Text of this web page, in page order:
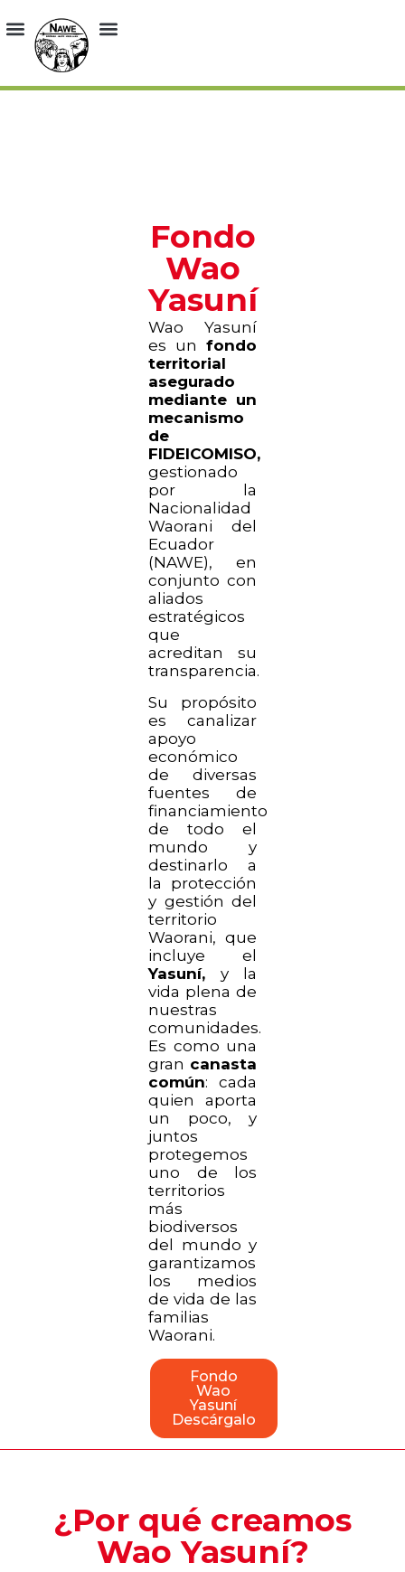
Fondo
Wao
Yasuní
Wao Yasuní
es unfondo
territorial
asegurado
mediante un
mecanismo
de
FIDEICOMISO,
gestionado
por la
Nacionalidad
Waorani del
Ecuador
(NAWE), en
conjunto con
aliados
estratégicos
que
acreditan su
transparencia.
Su propósito
es canalizar
apoyo
económico
de diversas
fuentes de
financiamiento
de todo el
mundo y
destinarlo a
la protección
y gestión del
territorio
Waorani, que
incluye el
Yasuní,y la
vida plena de
nuestras
comunidades.
Es como una
gran canasta
común: cada
quien aporta
un poco, y
juntos
protegemos
uno de los
territorios
más
biodiversos
del mundo y
garantizamos
los medios
de vida de las
familias
Waorani.
Fondo
Wao
Yasuní
Descárgalo
¿Por qué creamos
Wao Yasuní?